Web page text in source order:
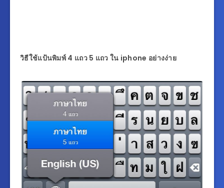
วิธีใช้แป้นพิมพ์ 4 แถว 5 แถว ใน iphone อย่างง่าย